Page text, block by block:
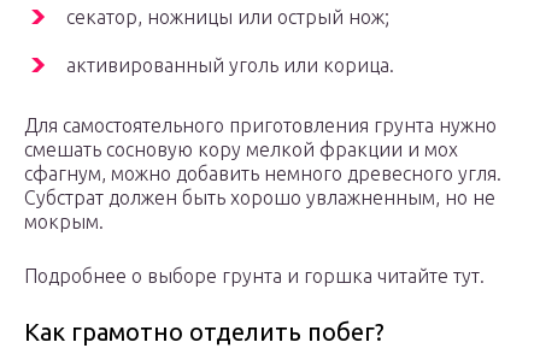
секатор, ножницы или острый нож;
активированный уголь или корица.
Для самостоятельного приготовления грунта нужно
смешать сосновую кору мелкой фракции и мох
сфагнум, можно добавить немного древесного угля.
Субстрат должен быть хорошо увлажненным, но не
мокрым.
Подробнее о выборе грунта и горшка читайте тут.
Как грамотно отделить побег?